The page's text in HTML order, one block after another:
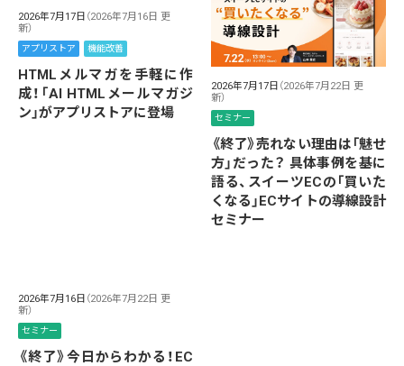
2026年7月17日 （2026年7月16日 更
新）
アプリストア 機能改善
HTMLメルマガを手軽に作
成！「AI HTMLメールマガジ
ン」がアプリストアに登場
2026年7月17日 （2026年7月22日 更
新）
セミナー
《終了》売れない理由は「魅せ
方」だった？ 具体事例を基に
語る、スイーツECの「買いた
くなる」ECサイトの導線設計
セミナー
2026年7月16日 （2026年7月22日 更
新）
セミナー
《終了》今日からわかる！EC